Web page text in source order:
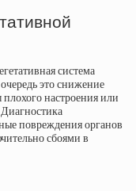
система
это снижение
настроения или
повреждения органов
сбоями в